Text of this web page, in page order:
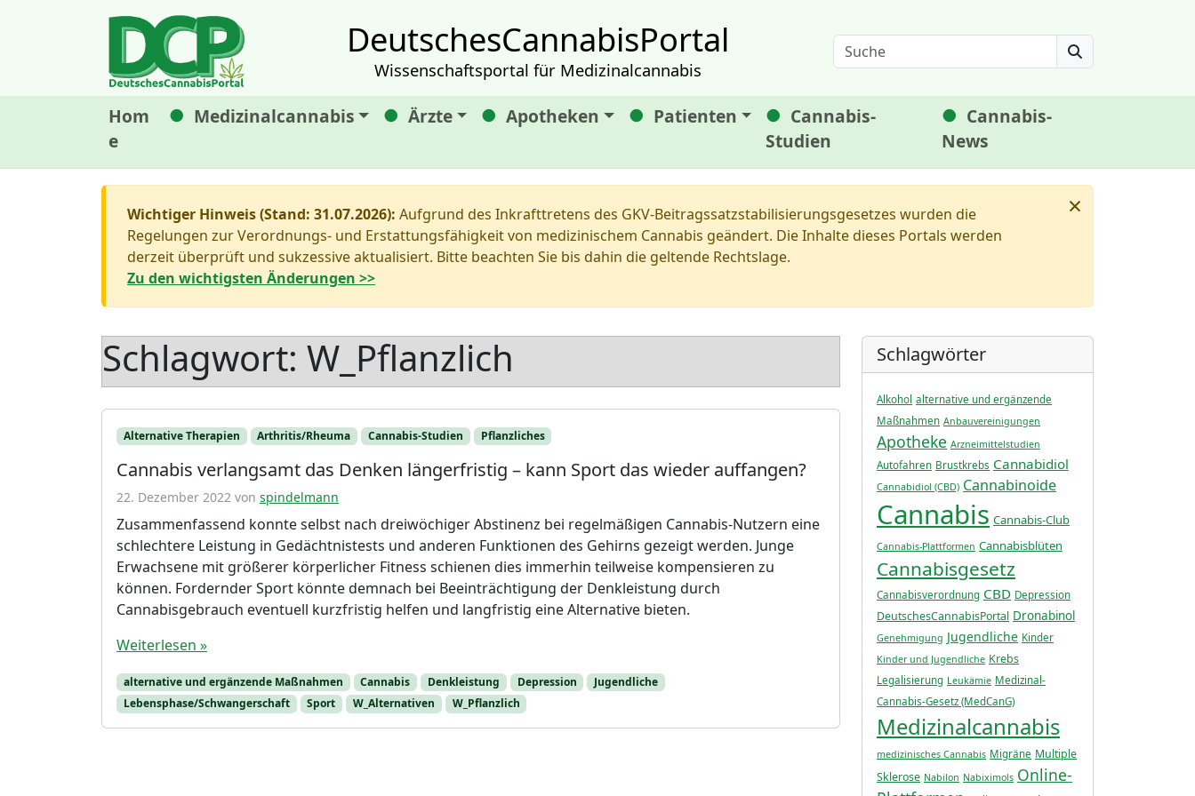
DeutschesCannabisPortal
Wissenschaftsportal für Medizinalcannabis Search
Hom
e
Medizinalcannabis Ärzte Apotheken Patienten
Cannabis-
Studien
Cannabis-
News
×
Wichtiger Hinweis (Stand: 31.07.2026): Aufgrund des Inkrafttretens des GKV-Beitragssatzstabilisierungsgesetzes wurden die
Regelungen zur Verordnungs- und Erstattungsfähigkeit von medizinischem Cannabis geändert. Die Inhalte dieses Portals werden
derzeit überprüft und sukzessive aktualisiert. Bitte beachten Sie bis dahin die geltende Rechtslage.
Zu den wichtigsten Änderungen >>
Schlagwort: W_Pflanzlich
Alternative Therapien Arthritis/Rheuma Cannabis-Studien Pflanzliches
Cannabis verlangsamt das Denken längerfristig – kann Sport das wieder auffangen?
22. Dezember 2022 von spindelmann
Zusammenfassend konnte selbst nach dreiwöchiger Abstinenz bei regelmäßigen Cannabis-Nutzern eine
schlechtere Leistung in Gedächtnistests und anderen Funktionen des Gehirns gezeigt werden. Junge
Erwachsene mit größerer körperlicher Fitness schienen dies immerhin teilweise kompensieren zu
können. Fordernder Sport könnte demnach bei Beeinträchtigung der Denkleistung durch
Cannabisgebrauch eventuell kurzfristig helfen und langfristig eine Alternative bieten.
Weiterlesen »
alternative und ergänzende Maßnahmen Cannabis Denkleistung Depression
Jugendliche
Lebensphase/Schwangerschaft
Sport W_Alternativen W_Pflanzlich
Schlagwörter
Alkohol alternative und ergänzende
Maßnahmen Anbauvereinigungen
Apotheke Arzneimittelstudien
Autofahren Brustkrebs Cannabidiol
Cannabidiol (CBD) Cannabinoide
Cannabis Cannabis-Club
Cannabis-Plattformen Cannabisblüten
Cannabisgesetz
Cannabisverordnung CBD Depression
DeutschesCannabisPortal Dronabinol
Genehmigung Jugendliche Kinder
Kinder und Jugendliche Krebs
Legalisierung Leukämie Medizinal-
Cannabis-Gesetz (MedCanG)
Medizinalcannabis
medizinisches Cannabis Migräne Multiple
Sklerose Nabilon Nabiximols Online-